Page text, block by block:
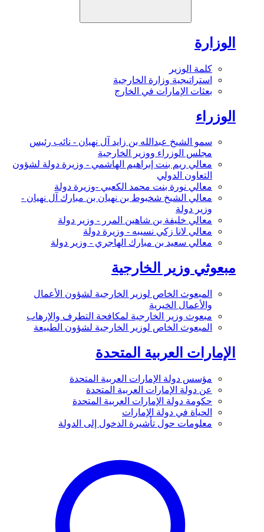
الوزارة
كلمة الوزير
استراتيجية وزارة الخارجية
بعثات الإمارات في الخارج
الوزراء
سمو الشيخ عبدالله بن زايد آل نهيان - نائب رئيس
مجلس الوزراء ووزير الخارجية
معالي ريم بنت إبراهيم الهاشمي - وزيرة دولة لشؤون
التعاون الدولي
معالي نورة بنت محمد الكعبي -وزيرة دولة
معالي الشيخ شخبوط بن نهيان بن مبارك آل نهيان -
وزير دولة
معالي خليفة بن شاهين المرر - وزير دولة
معالي لانا زكي نسيبه - وزيرة دولة
معالي سعيد بن مبارك الهاجري - وزير دولة
مبعوثي وزير الخارجية
المبعوث الخاص لوزير الخارجية لشؤون الأعمال
والأعمال الخيرية
مبعوث وزير الخارجية لمكافحة التطرف والإرهاب
المبعوث الخاص لوزير الخارجية لشؤون الطبيعة
الإمارات العربية المتحدة
مؤسس دولة الإمارات العربية المتحدة
عن دولة الإمارات العربية المتحدة
حكومة دولة الإمارات العربية المتحدة
الحياة في دولة الإمارات
معلومات حول تأشيرة الدخول إلى الدولة